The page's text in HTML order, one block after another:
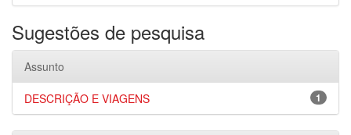
Sugestões de pesquisa
Assunto
1
DESCRIÇÃO E VIAGENS